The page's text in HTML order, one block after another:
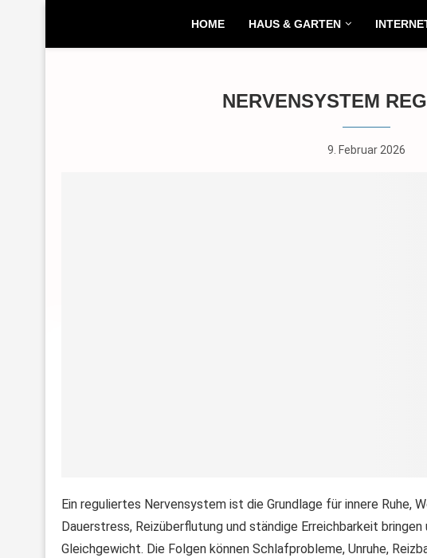
HOME HAUS & GARTEN
NERVENSYSTEM
9. Februar 2026
Ein reguliertes Nervensystem ist die Grundlage für innere Ruhe,
Dauerstress, Reizüberflutung und ständige Erreichbarkeit
Gleichgewicht. Die Folgen können Schlafprobleme, Unruhe,